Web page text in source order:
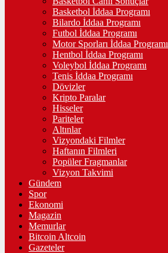
Basketbol İddaa Programı
Bilardo İddaa Programı
Futbol İddaa Programı
Motor Sporları İddaa Programı
Hentbol İddaa Programı
Voleybol İddaa Programı
Tenis İddaa Programı
Dövizler
Kripto Paralar
Hisseler
Pariteler
Altınlar
Vizyondaki Filmler
Haftanın Filmleri
Popüler Fragmanlar
Vizyon Takvimi
Gündem
Spor
Ekonomi
Magazin
Memurlar
Bitcoin Altcoin
Gazeteler